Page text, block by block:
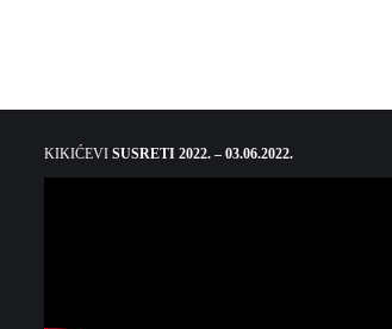
KIKIĆEVI SUSRETI 2022. – 03.06.2022.